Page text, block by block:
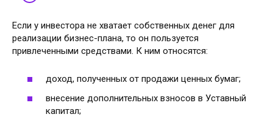
Если у инвестора не хватает собственных денег для
реализации бизнес-плана, то он пользуется
привлеченными средствами. К ним относятся:
доход, полученных от продажи ценных бумаг;
внесение дополнительных взносов в Уставный
капитал;